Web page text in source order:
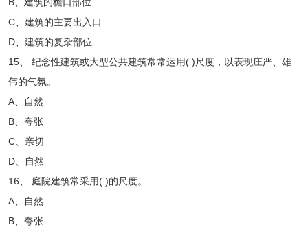
C、建筑的主要出入口
D、建筑的复杂部位
15、 纪念性建筑或大型公共建筑常常运用( )尺度，以表现庄严、雄
伟的气氛。
A、自然
B、夸张
C、亲切
D、自然
16、 庭院建筑常采用( )的尺度。
A、自然
B、夸张